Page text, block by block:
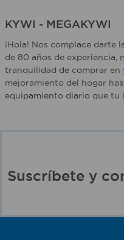
KYWI - MEGAKYWI
¡Hola! Nos complace darte
de 80 años de experiencia,
tranquilidad de comprar en
mejoramiento del hogar
equipamiento diario que tu
Suscríbete y